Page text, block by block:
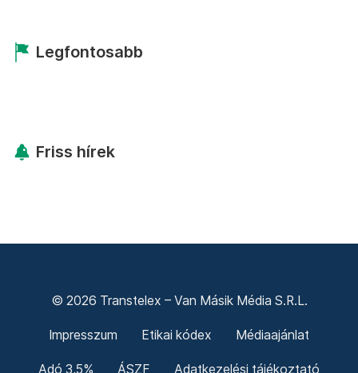
Legfontosabb
Friss hírek
© 2026 Transtelex – Van Másik Média S.R.L.
Impresszum Etikai kódex Médiaajánlat
Adó 3,5% ÁSZF Adatkezelési tájékoztató